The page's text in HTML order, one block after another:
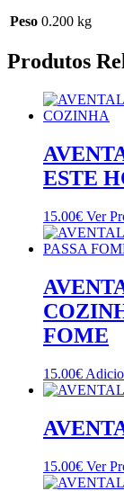
Peso 0.200 kg
Produtos
ESTE
15.00€ Ver
FOME
15.00€
15.00€ Ver